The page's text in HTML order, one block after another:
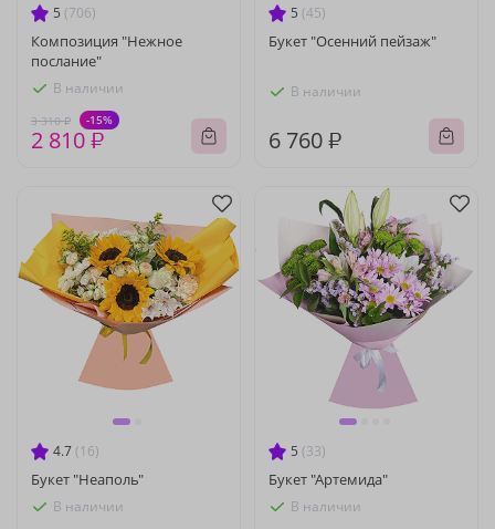
5 (706)
Композиция "Нежное
послание"
В наличии
3 310 ₽ -15%
2 810 ₽
5 (45)
Букет "Осенний пейзаж"
В наличии
6 760 ₽
4.7 (16)
Букет "Неаполь"
В наличии
5 (33)
Букет "Артемида"
В наличии